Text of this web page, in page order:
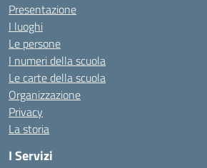
Presentazione
I luoghi
Le persone
I numeri della scuola
Le carte della scuola
Organizzazione
Privacy
La storia
I Servizi